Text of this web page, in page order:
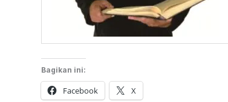
Bagikan ini:
Facebook X